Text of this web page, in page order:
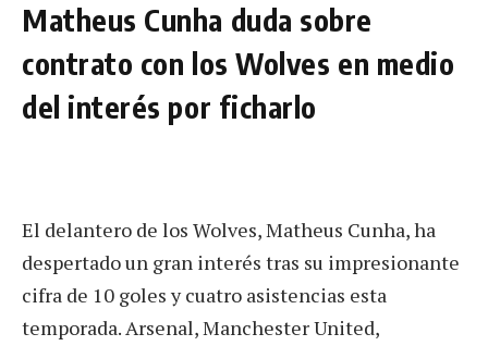
Matheus Cunha duda sobre
contrato con los Wolves en medio
del interés por ficharlo
El delantero de los Wolves, Matheus Cunha, ha
despertado un gran interés tras su impresionante
cifra de 10 goles y cuatro asistencias esta
temporada. Arsenal, Manchester United,